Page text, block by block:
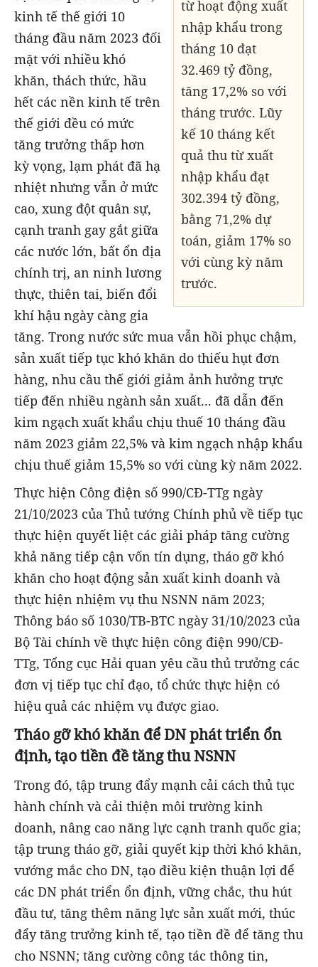
từ hoạt động xuất
nhập khẩu trong
tháng 10 đạt
32.469 tỷ đồng,
tăng 17,2% so với
tháng trước. Lũy
kế 10 tháng kết
quả thu từ xuất
nhập khẩu đạt
302.394 tỷ đồng,
bằng 71,2% dự
toán, giảm 17% so
với cùng kỳ năm
trước.
kinh tế thế giới 10
tháng đầu năm 2023 đối
mặt với nhiều khó
khăn, thách thức, hầu
hết các nền kinh tế trên
thế giới đều có mức
tăng trưởng thấp hơn
kỳ vọng, lạm phát đã hạ
nhiệt nhưng vẫn ở mức
cao, xung đột quân sự,
cạnh tranh gay gắt giữa
các nước lớn, bất ổn địa
chính trị, an ninh lương
thực, thiên tai, biến đổi
khí hậu ngày càng gia
tăng. Trong nước sức mua vẫn hồi phục chậm,
sản xuất tiếp tục khó khăn do thiếu hụt đơn
hàng, nhu cầu thế giới giảm ảnh hưởng trực
tiếp đến nhiều ngành sản xuất... đã dẫn đến
kim ngạch xuất khẩu chịu thuế 10 tháng đầu
năm 2023 giảm 22,5% và kim ngạch nhập khẩu
chịu thuế giảm 15,5% so với cùng kỳ năm 2022.
Thực hiện Công điện số 990/CĐ-TTg ngày
21/10/2023 của Thủ tướng Chính phủ về tiếp tục
thực hiện quyết liệt các giải pháp tăng cường
khả năng tiếp cận vốn tín dụng, tháo gỡ khó
khăn cho hoạt động sản xuất kinh doanh và
thực hiện nhiệm vụ thu NSNN năm 2023;
Thông báo số 1030/TB-BTC ngày 31/10/2023 của
Bộ Tài chính về thực hiện công điện 990/CĐ-
TTg, Tổng cục Hải quan yêu cầu thủ trưởng các
đơn vị tiếp tục chỉ đạo, tổ chức thực hiện có
hiệu quả các nhiệm vụ được giao.
Tháo gỡ khó khăn để DN phát triển ổn
định, tạo tiền đề tăng thu NSNN
Trong đó, tập trung đẩy mạnh cải cách thủ tục
hành chính và cải thiện môi trường kinh
doanh, nâng cao năng lực cạnh tranh quốc gia;
tập trung tháo gỡ, giải quyết kịp thời khó khăn,
vướng mắc cho DN, tạo điều kiện thuận lợi để
các DN phát triển ổn định, vững chắc, thu hút
đầu tư, tăng thêm năng lực sản xuất mới, thúc
đẩy tăng trưởng kinh tế, tạo tiền đề để tăng thu
cho NSNN; tăng cường công tác thông tin,